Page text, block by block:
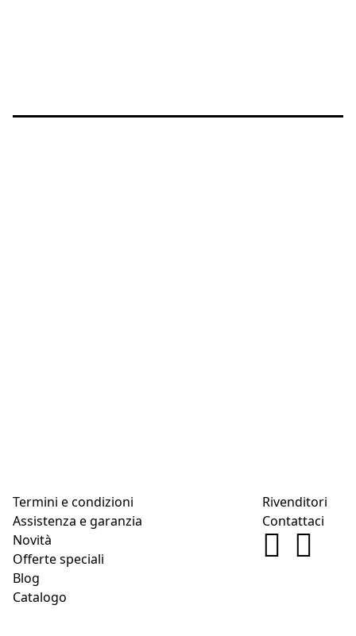
Termini e condizioni
Assistenza e garanzia
Novità
Offerte speciali
Blog
Catalogo
Rivenditori
Contattaci